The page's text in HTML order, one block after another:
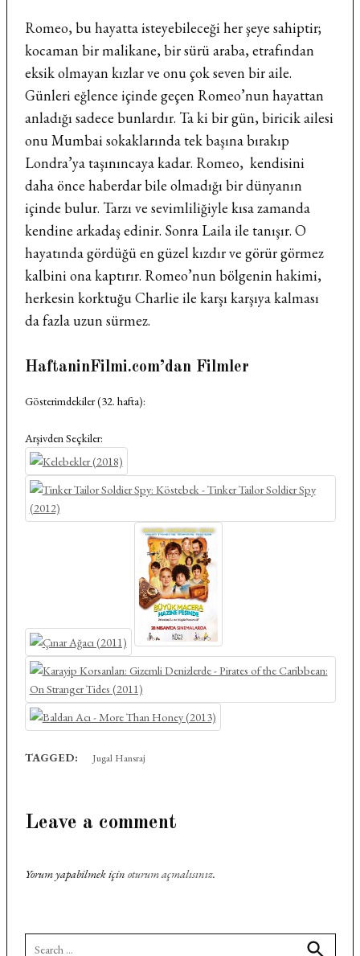
Romeo, bu hayatta isteyebileceği her şeye sahiptir;
kocaman bir malikane, bir sürü araba, etrafından
eksik olmayan kızlar ve onu çok seven bir aile.
Günleri eğlence içinde geçen Romeo’nun hayattan
anladığı sadece bunlardır. Ta ki bir gün, biricik ailesi
onu Mumbai sokaklarında tek başına bırakıp
Londra’ya taşınıncaya kadar. Romeo, kendisini
daha önce haberdar bile olmadığı bir dünyanın
içinde bulur. Tarzı ve sevimliliğiyle kısa zamanda
kendine arkadaş edinir. Sonra Laila ile tanışır. O
hayatında gördüğü en güzel kızdır ve görür görmez
kalbini ona kaptırır. Romeo’nun bölgenin hakimi,
herkesin korktuğu Charlie ile karşı karşıya kalması
da fazla uzun sürmez.
HaftaninFilmi.com’dan Filmler
Gösterimdekiler (32. hafta):
Arşivden Seçkiler:
TAGGED: Jugal Hansraj
Leave a comment
Yorum yapabilmek için oturum açmalısınız.